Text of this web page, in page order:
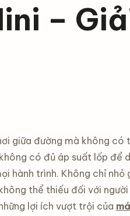
–
giữa đường mà không
có đủ áp suất lốp để
hành trình. Không chỉ
thể thiếu đối với người
lợi ích vượt trội của